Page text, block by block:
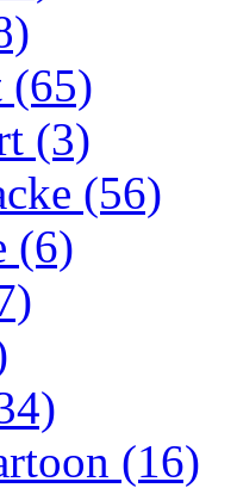
(65)
(3)
(56)
(6)
(16)